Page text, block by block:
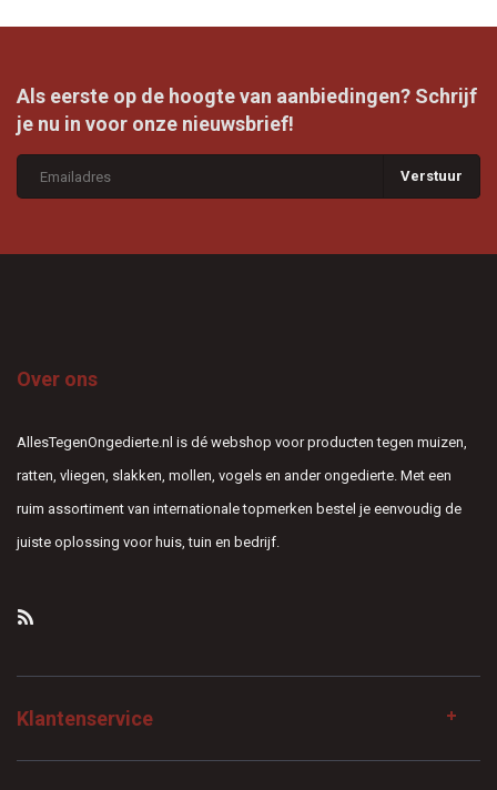
Als eerste op de hoogte van aanbiedingen? Schrijf
je nu in voor onze nieuwsbrief!
Verstuur
Over ons
AllesTegenOngedierte.nl is dé webshop voor producten tegen muizen,
ratten, vliegen, slakken, mollen, vogels en ander ongedierte. Met een
ruim assortiment van internationale topmerken bestel je eenvoudig de
juiste oplossing voor huis, tuin en bedrijf.
Klantenservice